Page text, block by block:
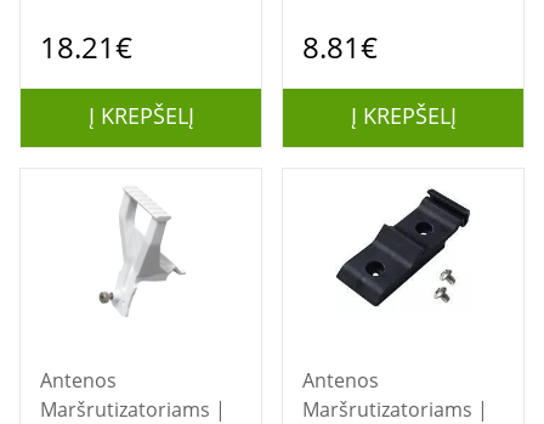
SQ MIKROTIK
18.21€
Į KREPŠELĮ
ANTENNA-OUT
8.81€
Į KREPŠELĮ
Antenos
Maršrutizatoriams |
Antenos
Maršrutizatoriams |